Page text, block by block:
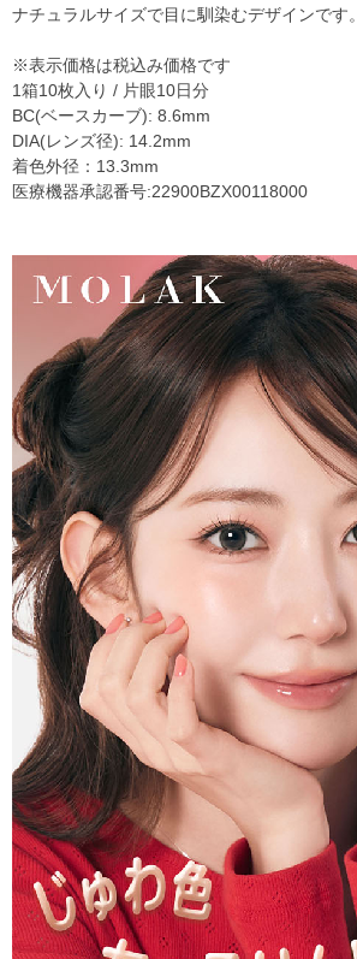
ナチュラルサイズで目に馴染むデザインです。
※表示価格は税込み価格です
1箱10枚入り / 片眼10日分
BC(ベースカーブ): 8.6mm
DIA(レンズ径): 14.2mm
着色外径：13.3mm
医療機器承認番号:22900BZX00118000